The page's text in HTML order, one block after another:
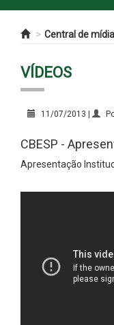
Central de mídia
VÍDEOS
11/07/2013 |
CBESP -
Apresentação